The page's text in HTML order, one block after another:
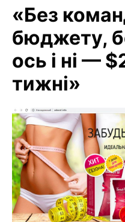
«Без
бюджету,
ось і ні —
тижні»